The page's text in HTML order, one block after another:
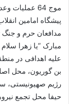
پیشگاه امامین
مدافعان حرم و جنگ
علیه اهدافی در
بن گوریون، محل
رژیم صهیونیستی،
حیفا محل تجمع